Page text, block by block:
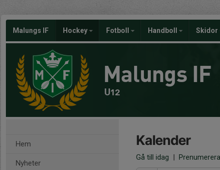
Malungs IF Hockey Fotboll Handboll Skidor
Malungs IF
U12
Hem
Nyheter
Kalender
Gå till idag | Prenumerera